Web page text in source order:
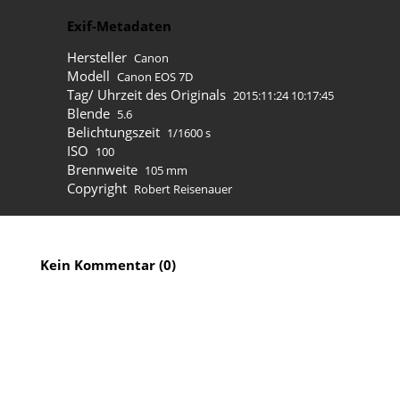
Exif-Metadaten
Hersteller Canon
Modell Canon EOS 7D
Tag/ Uhrzeit des Originals 2015:11:24 10:17:45
Blende 5.6
Belichtungszeit 1/1600 s
ISO 100
Brennweite 105 mm
Copyright Robert Reisenauer
Kein Kommentar (0)